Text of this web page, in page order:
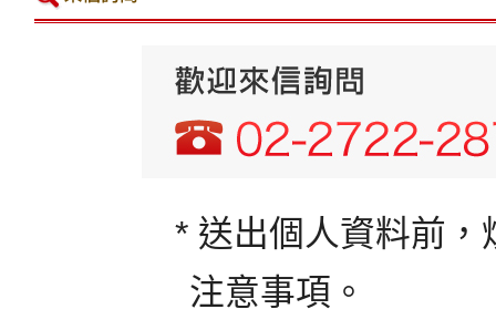
* 送出個人資料前
注意事項。